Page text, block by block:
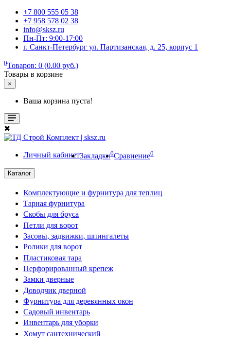
+7 800 555 05 38
+7 958 578 02 38
info@sksz.ru
Пн-Пт: 9:00-17:00
г. Санкт-Петербург ул. Партизанская, д. 25, корпус 1
0Товаров: 0 (0.00 руб.)
Товары в корзине
×
Ваша корзина пуста!
✖
Личный кабинетЗакладки0Сравнение0
Каталог
Комплектующие и фурнитура для теплиц
Тарная фурнитура
Скобы для бруса
Петли для ворот
Засовы, задвижки, шпингалеты
Ролики для ворот
Пластиковая тара
Перфорированный крепеж
Замки дверные
Доводчик дверной
Фурнитура для деревянных окон
Садовый инвентарь
Инвентарь для уборки
Хомут сантехнический